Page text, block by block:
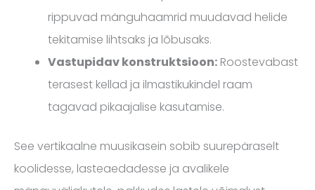
rippuvad mänguhaamrid muudavad helide
tekitamise lihtsaks ja lõbusaks.
Vastupidav konstruktsioon: Roostevabast
terasest kellad ja ilmastikukindel raam
tagavad pikaajalise kasutamise.
See vertikaalne muusikasein sobib suurepäraselt
koolidesse, lasteaedadesse ja avalikele